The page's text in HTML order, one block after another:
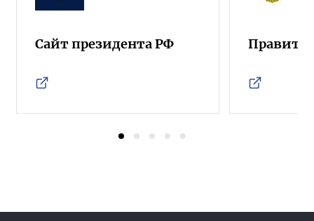
Сайт президента РФ